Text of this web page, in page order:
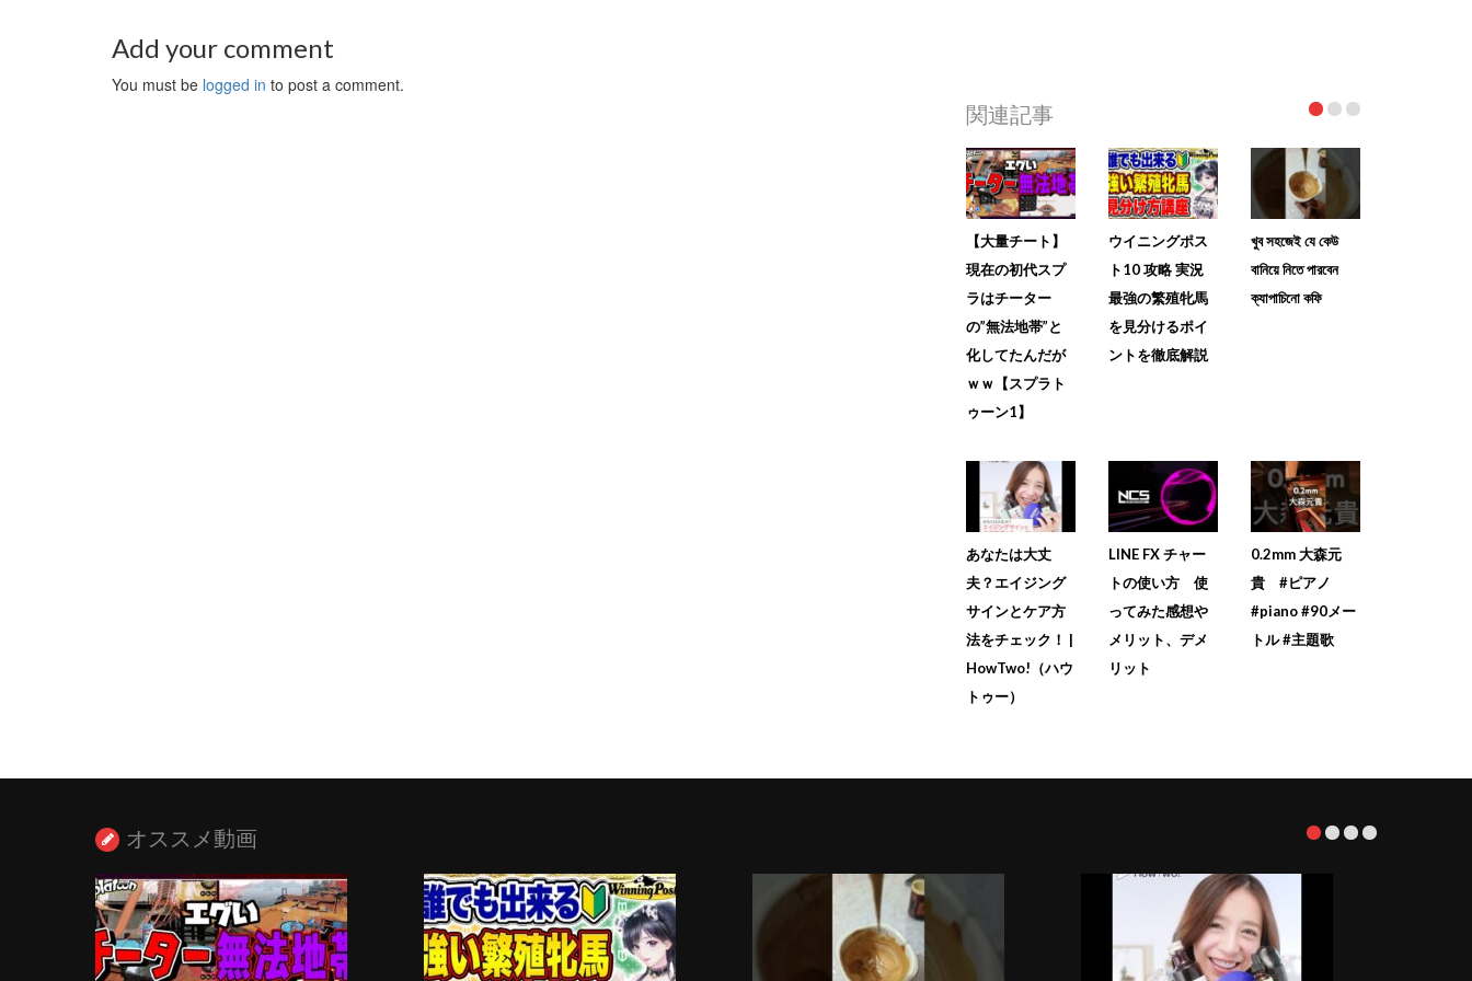
Add your comment
You must be logged in to post a comment.
関連記事
【大量チート】
現在の初代スプ
ラはチーター
の”無法地帯”と
化してたんだが
ｗｗ【スプラト
ゥーン1】
ウイニングポス
ト10 攻略 実況
最強の繁殖牝馬
を見分けるポイ
ントを徹底解説
খুব সহজেই যে কেউ
বানিয়ে নিতে পারবেন
ক্যাপাচিনো কফি
あなたは大丈
夫？エイジング
サインとケア方
法をチェック！ |
HowTwo!（ハウ
トゥー）
LINE FX チャー
トの使い方 使
ってみた感想や
メリット、デメ
リット
0.2mm 大森元
貴 #ピアノ
#piano #90メー
トル #主題歌
オススメ動画